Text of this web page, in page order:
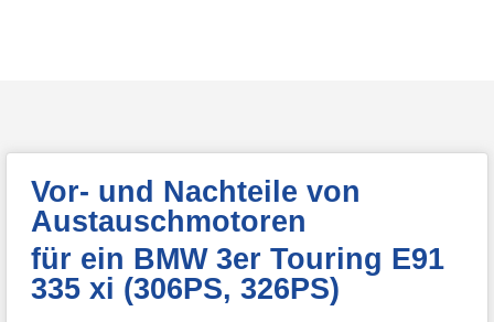
Vor- und Nachteile von
Austauschmotoren
für ein BMW 3er Touring E91
335 xi (306PS, 326PS)